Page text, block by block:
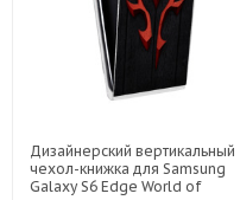
Дизайнерский вертикальный
чехол-книжка для Samsung
Galaxy S6 Edge World of